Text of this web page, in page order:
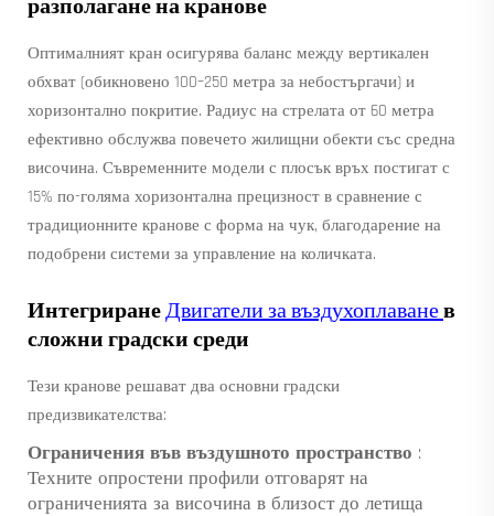
разполагане на кранове
Оптималният кран осигурява баланс между вертикален
обхват (обикновено 100–250 метра за небостъргачи) и
хоризонтално покритие. Радиус на стрелата от 60 метра
ефективно обслужва повечето жилищни обекти със средна
височина. Съвременните модели с плосък връх постигат с
15% по-голяма хоризонтална прецизност в сравнение с
традиционните кранове с форма на чук, благодарение на
подобрени системи за управление на количката.
ИнтегриранеДвигатели за въздухоплаванев
сложни градски среди
Тези кранове решават два основни градски
предизвикателства:
Ограничения във въздушното пространство :
Техните опростени профили отговарят на
ограниченията за височина в близост до летища